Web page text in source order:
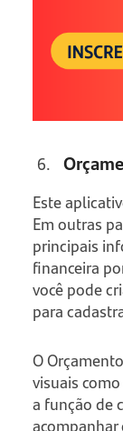
Este
Em outras
principais
financeira
você pode
para
O
visuais
a função de